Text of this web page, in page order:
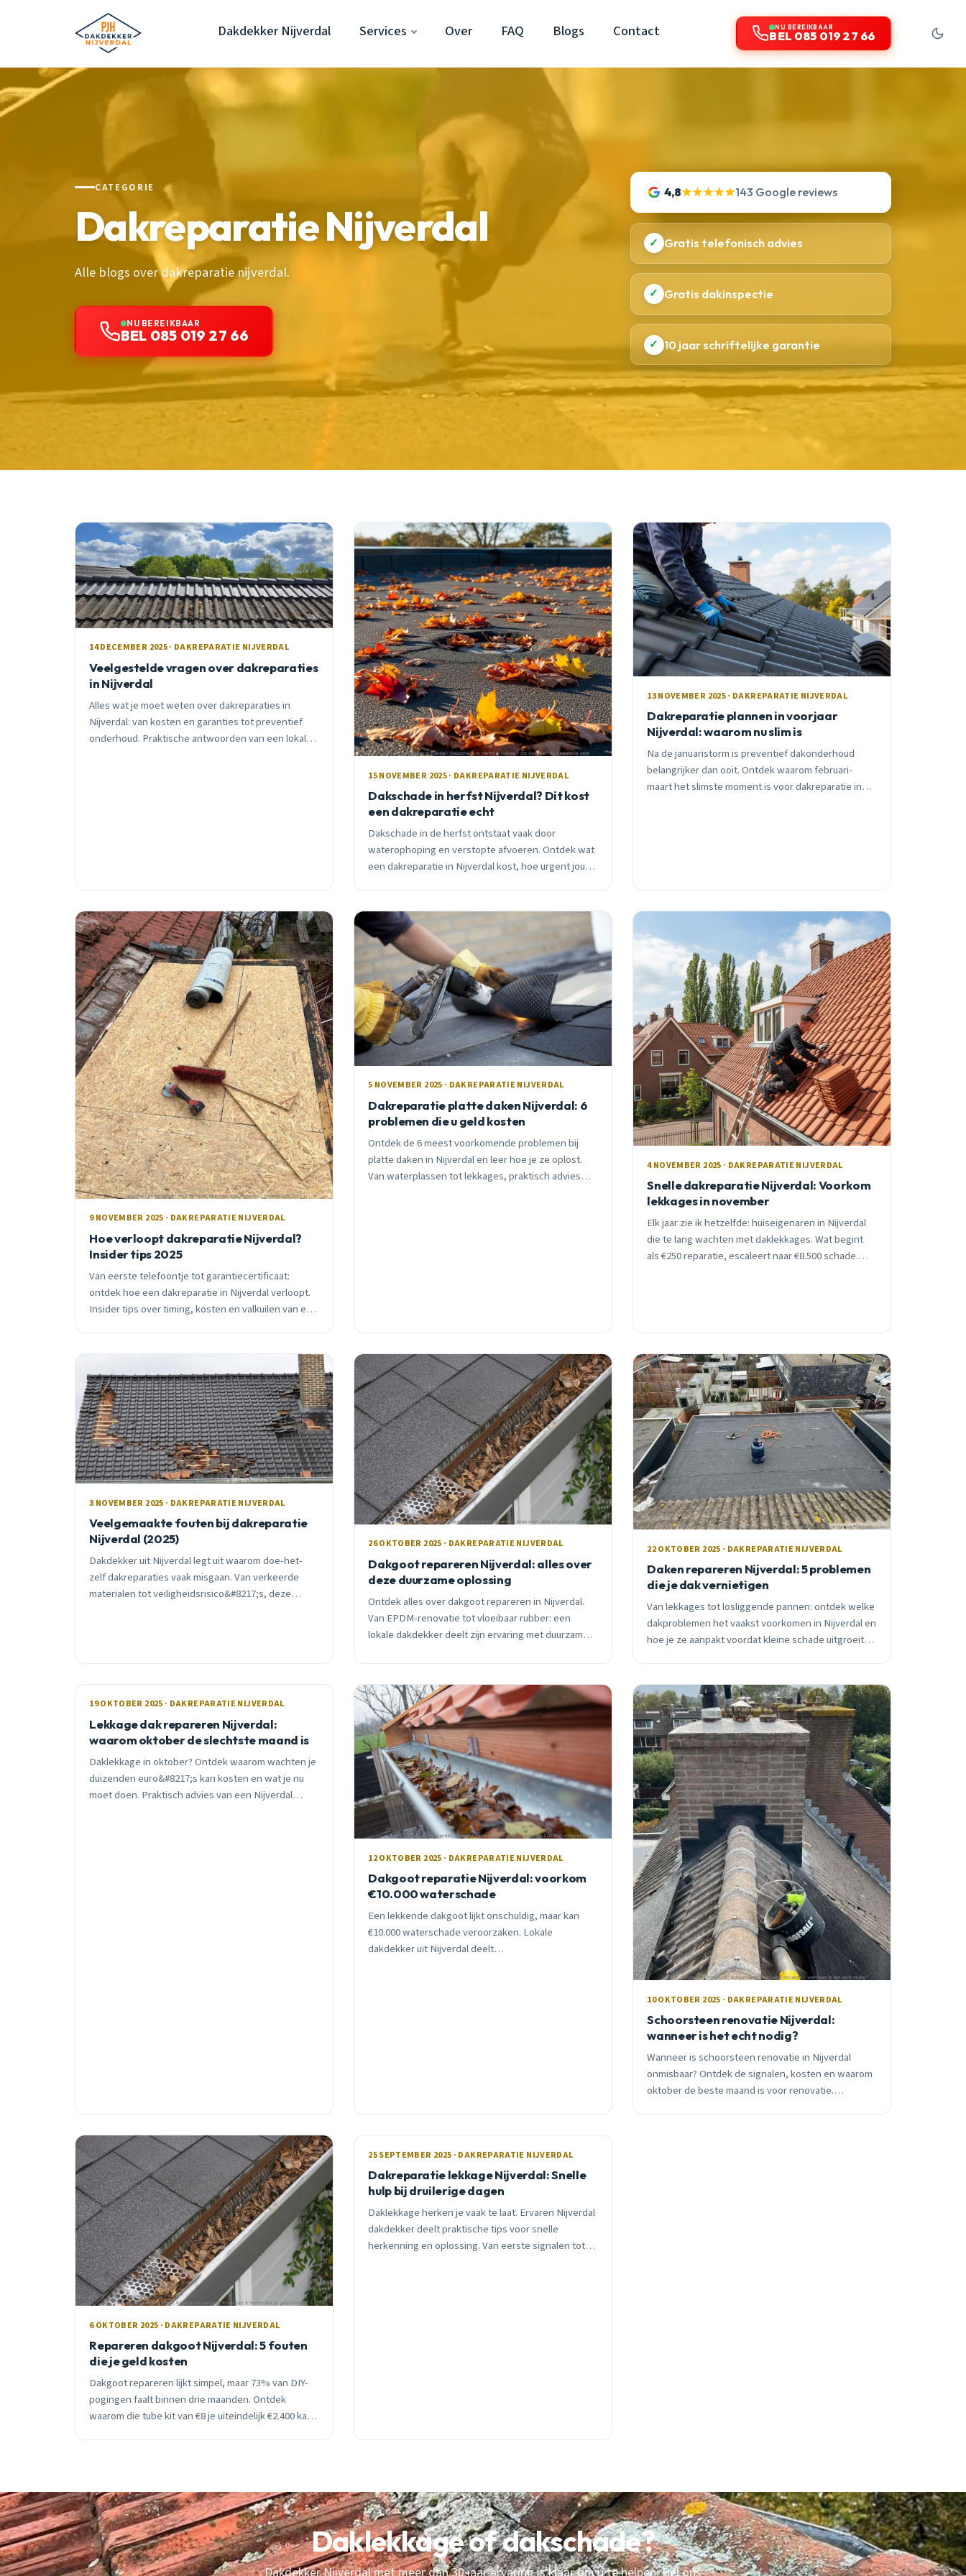
Dakdekker Nijverdal Services Over FAQ Blogs Contact NU BEREIKBAAR
BEL 085 019 27 66
CATEGORIE
Dakreparatie Nijverdal
Alle blogs over dakreparatie nijverdal.
NU BEREIKBAAR
BEL 085 019 27 66
4,8★★★★★143 Google reviews
✓ Gratis telefonisch advies
✓ Gratis dakinspectie
✓ 10 jaar schriftelijke garantie
14 DECEMBER 2025 · DAKREPARATIE NIJVERDAL
Veelgestelde vragen over dakreparaties
in Nijverdal
Alles wat je moet weten over dakreparaties in
Nijverdal: van kosten en garanties tot preventief
onderhoud. Praktische antwoorden van een lokale
15 NOVEMBER 2025 · DAKREPARATIE NIJVERDAL
Dakschade in herfst Nijverdal? Dit kost
een dakreparatie echt
Dakschade in de herfst ontstaat vaak door
waterophoping en verstopte afvoeren. Ontdek wat
een dakreparatie in Nijverdal kost, hoe urgent jouw
13 NOVEMBER 2025 · DAKREPARATIE NIJVERDAL
Dakreparatie plannen in voorjaar
Nijverdal: waarom nu slim is
Na de januaristorm is preventief dakonderhoud
belangrijker dan ooit. Ontdek waarom februari-
maart het slimste moment is voor dakreparatie in
9 NOVEMBER 2025 · DAKREPARATIE NIJVERDAL
Hoe verloopt dakreparatie Nijverdal?
Insider tips 2025
Van eerste telefoontje tot garantiecertificaat:
ontdek hoe een dakreparatie in Nijverdal verloopt.
Insider tips over timing, kosten en valkuilen van een
5 NOVEMBER 2025 · DAKREPARATIE NIJVERDAL
Dakreparatie platte daken Nijverdal: 6
problemen die u geld kosten
Ontdek de 6 meest voorkomende problemen bij
platte daken in Nijverdal en leer hoe je ze oplost.
Van waterplassen tot lekkages, praktisch advies
4 NOVEMBER 2025 · DAKREPARATIE NIJVERDAL
Snelle dakreparatie Nijverdal: Voorkom
lekkages in november
Elk jaar zie ik hetzelfde: huiseigenaren in Nijverdal
die te lang wachten met daklekkages. Wat begint
als €250 reparatie, escaleert naar €8.500 schade.
3 NOVEMBER 2025 · DAKREPARATIE NIJVERDAL
Veelgemaakte fouten bij dakreparatie
Nijverdal (2025)
Dakdekker uit Nijverdal legt uit waarom doe-het-
zelf dakreparaties vaak misgaan. Van verkeerde
materialen tot veiligheidsrisico&#8217;s, deze
26 OKTOBER 2025 · DAKREPARATIE NIJVERDAL
Dakgoot repareren Nijverdal: alles over
deze duurzame oplossing
Ontdek alles over dakgoot repareren in Nijverdal.
Van EPDM-renovatie tot vloeibaar rubber: een
lokale dakdekker deelt zijn ervaring met duurzame
22 OKTOBER 2025 · DAKREPARATIE NIJVERDAL
Daken repareren Nijverdal: 5 problemen
die je dak vernietigen
Van lekkages tot losliggende pannen: ontdek welke
dakproblemen het vaakst voorkomen in Nijverdal en
hoe je ze aanpakt voordat kleine schade uitgroeit
19 OKTOBER 2025 · DAKREPARATIE NIJVERDAL
Lekkage dak repareren Nijverdal:
waarom oktober de slechtste maand is
Daklekkage in oktober? Ontdek waarom wachten je
duizenden euro&#8217;s kan kosten en wat je nu
moet doen. Praktisch advies van een Nijverdal
12 OKTOBER 2025 · DAKREPARATIE NIJVERDAL
Dakgoot reparatie Nijverdal: voorkom
€10.000 waterschade
Een lekkende dakgoot lijkt onschuldig, maar kan
€10.000 waterschade veroorzaken. Lokale
dakdekker uit Nijverdal deelt
10 OKTOBER 2025 · DAKREPARATIE NIJVERDAL
Schoorsteen renovatie Nijverdal:
wanneer is het echt nodig?
Wanneer is schoorsteen renovatie in Nijverdal
onmisbaar? Ontdek de signalen, kosten en waarom
oktober de beste maand is voor renovatie.
6 OKTOBER 2025 · DAKREPARATIE NIJVERDAL
Repareren dakgoot Nijverdal: 5 fouten
die je geld kosten
Dakgoot repareren lijkt simpel, maar 73% van DIY-
pogingen faalt binnen drie maanden. Ontdek
waarom die tube kit van €8 je uiteindelijk €2.400 kan
25 SEPTEMBER 2025 · DAKREPARATIE NIJVERDAL
Dakreparatie lekkage Nijverdal: Snelle
hulp bij druilerige dagen
Daklekkage herken je vaak te laat. Ervaren Nijverdal
dakdekker deelt praktische tips voor snelle
herkenning en oplossing. Van eerste signalen tot
Daklekkage of dakschade?